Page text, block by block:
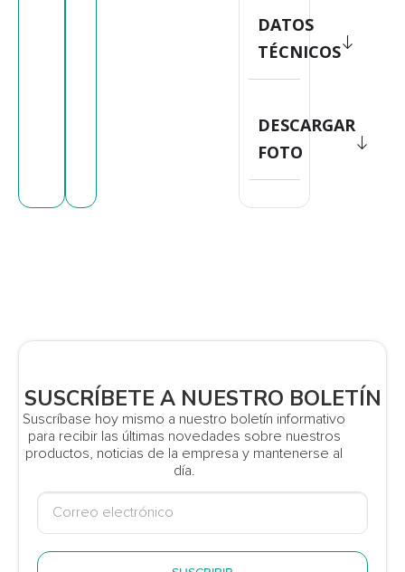
DATOS
TÉCNICOS
DESCARGAR
FOTO
SUSCRÍBETE A NUESTRO BOLETÍN
Suscríbase hoy mismo a nuestro boletín informativo
para recibir las últimas novedades sobre nuestros
productos, noticias de la empresa y mantenerse al
día.